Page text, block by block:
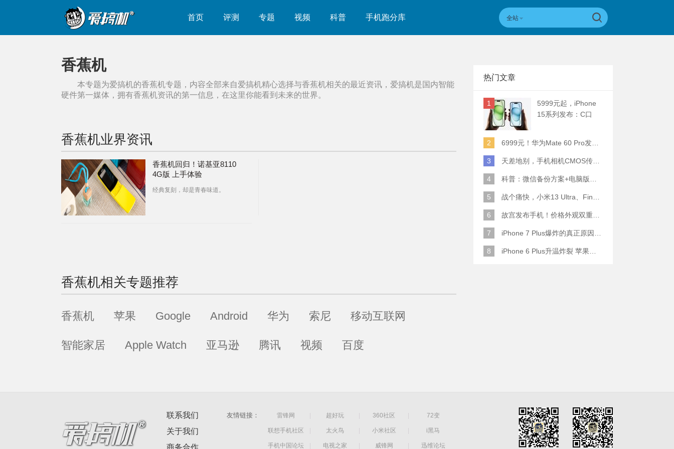
首页 评测 专题 视频 科普 手机跑分库 全站
香蕉机
本专题为爱搞机的香蕉机专题，内容全部来自爱搞机精心选择与香蕉机相关的最近资讯，爱搞机是国内智能
硬件第一媒体，拥有香蕉机资讯的第一信息，在这里你能看到未来的世界。
香蕉机业界资讯
香蕉机回归！诺基亚8110
4G版 上手体验
经典复刻，却是青春味道。
香蕉机相关专题推荐
香蕉机 苹果 Google Android 华为 索尼 移动互联网
智能家居 Apple Watch 亚马逊 腾讯 视频 百度
热门文章
1
5999元起，iPhone
15系列发布：C口
2
6999元！华为Mate 60 Pro发布：麒麟9000S+卫星通话 (附初步跑分)
3 天差地别，手机相机CMOS传感器实际面积对比
4 科普：微信备份方案+电脑版丢失数据恢复指南
5 战个痛快，小米13 Ultra、Find X6 Pro、vivo X90 Pro+、小米12SU拍照横评
6 故宫发布手机！价格外观双重逆天！
7 iPhone 7 Plus爆炸的真正原因原来是这样
8 iPhone 6 Plus升温炸裂 苹果赔了一部全新的
联系我们
关于我们
商务合作
友情链接： 雷锋网 超好玩 360社区 72变
联想手机社区 太火鸟 小米社区 i黑马
手机中国论坛 电视之家 威锋网 迅维论坛